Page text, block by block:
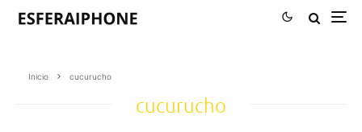
Inicio cucurucho
cucurucho